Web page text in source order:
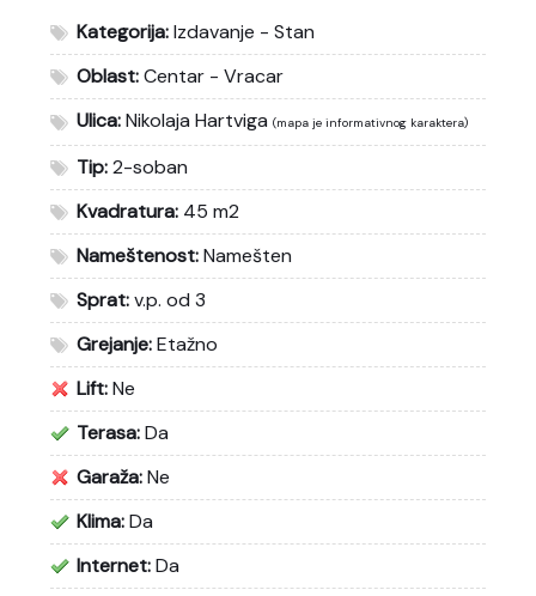
Kategorija:Izdavanje - Stan
Oblast:Centar - Vracar
Ulica:Nikolaja Hartviga (mapa je informativnog karaktera)
Tip:2-soban
Kvadratura: 45 m2
Nameštenost:Namešten
Sprat:v.p. od 3
Grejanje:Etažno
Lift:Ne
Terasa:Da
Garaža:Ne
Klima:Da
Internet:Da